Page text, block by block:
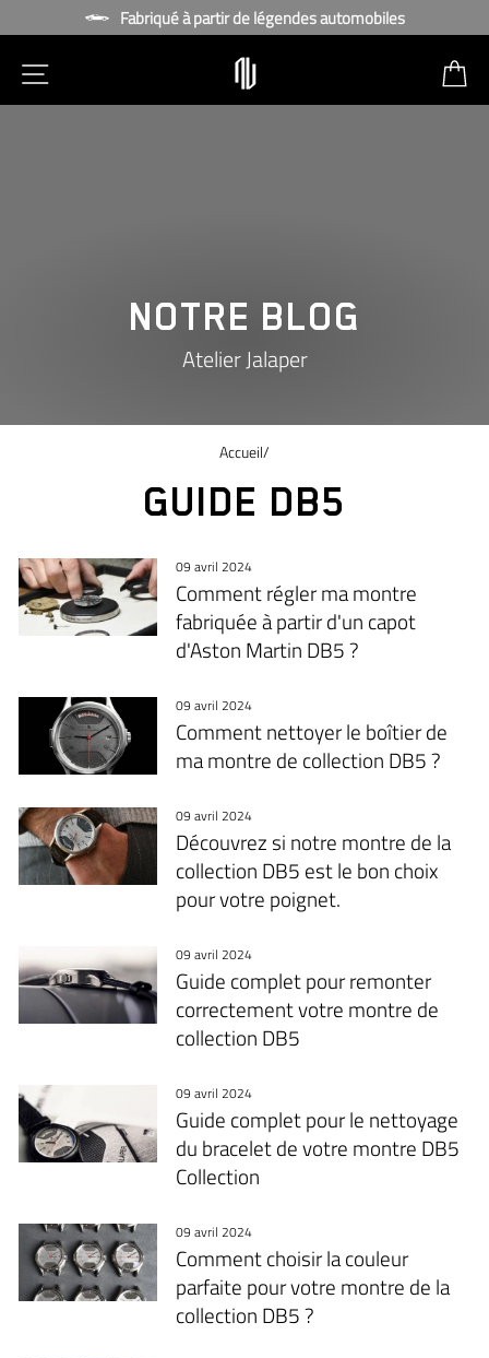
Fabriqué à partir de légendes automobiles
NAVIGATION SUR LE SITE
NOTRE BLOG
Atelier Jalaper
Accueil/
GUIDE DB5
09 avril 2024
Comment régler ma montre
fabriquée à partir d'un capot
d'Aston Martin DB5 ?
09 avril 2024
Comment nettoyer le boîtier de
ma montre de collection DB5 ?
09 avril 2024
Découvrez si notre montre de la
collection DB5 est le bon choix
pour votre poignet.
09 avril 2024
Guide complet pour remonter
correctement votre montre de
collection DB5
09 avril 2024
Guide complet pour le nettoyage
du bracelet de votre montre DB5
Collection
09 avril 2024
Comment choisir la couleur
parfaite pour votre montre de la
collection DB5 ?